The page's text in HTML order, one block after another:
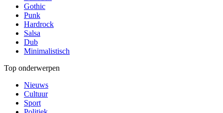
Gothic
Punk
Hardrock
Salsa
Dub
Minimalistisch
Top onderwerpen
Nieuws
Cultuur
Sport